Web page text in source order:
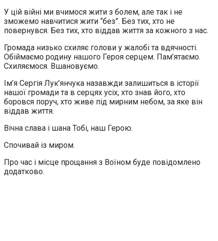
У цій війні ми вчимося жити з болем, але так і не
зможемо навчитися жити “без”. Без тих, хто не
повернувся. Без тих, хто віддав життя за кожного з нас.
Громада низько схиляє голови у жалобі та вдячності.
Обіймаємо родину нашого Героя серцем. Пам’ятаємо.
Схиляємося. Вшановуємо.
Ім’я Сергія Лук’янчука назавжди залишиться в історії
нашої громади та в серцях усіх, хто знав його, хто
боровся поруч, хто живе під мирним небом, за яке він
віддав життя.
Вічна слава і шана Тобі, наш Герою.
Спочивай із миром.
Про час і місце прощання з Воїном буде повідомлено
додатково.